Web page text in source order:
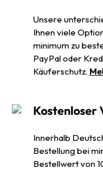
Unsere
Ihnen viele
minimum zu
PayPal oder
Käuferschutz.
Kostenloser
Innerhalb
Bestellung bei
Bestellwert von